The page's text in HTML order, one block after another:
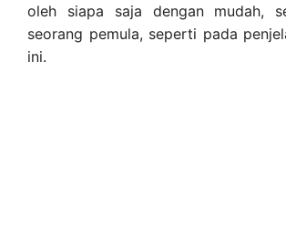
oleh siapa saja dengan mudah,
seorang pemula, seperti pada
ini.